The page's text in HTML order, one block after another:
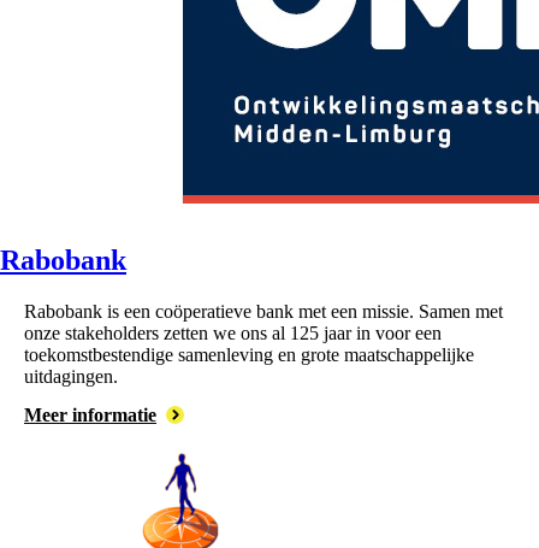
Rabobank
Rabobank is een coöperatieve bank met een missie. Samen met
onze stakeholders zetten we ons al 125 jaar in voor een
toekomstbestendige samenleving en grote maatschappelijke
uitdagingen.
Meer informatie